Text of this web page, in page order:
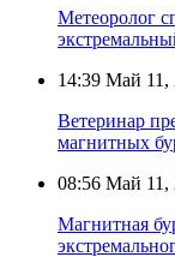
Метеоролог
14:39 Май 11,
Ветеринар
магнитных
08:56 Май 11,
Магнитная